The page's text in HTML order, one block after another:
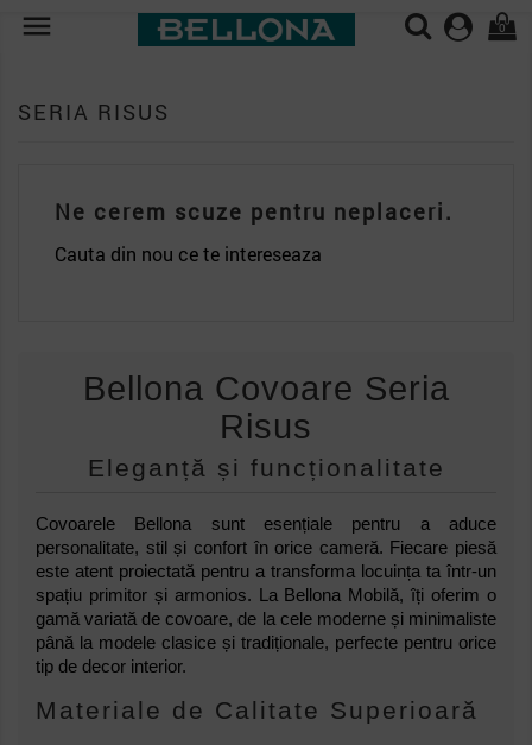
 0
SERIA RISUS
Ne cerem scuze pentru neplaceri.
Cauta din nou ce te intereseaza
Bellona Covoare Seria
Risus
Eleganță și funcționalitate
Covoarele Bellona sunt esențiale pentru a aduce
personalitate, stil și confort în orice cameră. Fiecare piesă
este atent proiectată pentru a transforma locuința ta într-un
spațiu primitor și armonios. La Bellona Mobilă, îți oferim o
gamă variată de covoare, de la cele moderne și minimaliste
până la modele clasice și tradiționale, perfecte pentru orice
tip de decor interior.
Materiale de Calitate Superioară